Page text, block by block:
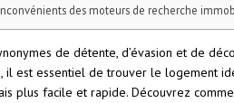
des moteurs de recherche
de détente, d’évasion et de
il est essentiel de trouver le logement
plus facile et rapide. Découvrez